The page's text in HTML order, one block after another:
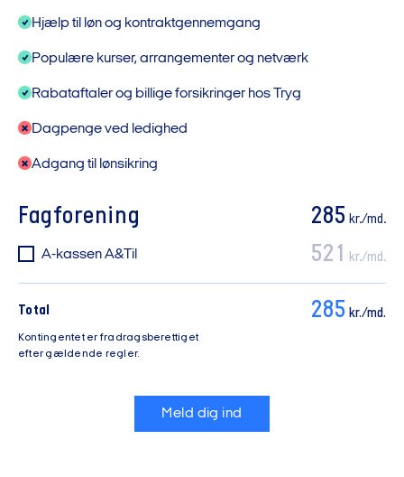
Hjælp til løn og kontraktgennemgang
Populære kurser, arrangementer og netværk
Rabataftaler og billige forsikringer hos Tryg
Dagpenge ved ledighed
Adgang til lønsikring
Fagforening 285 kr./md.
A-kassen A&Til 521 kr./md.
Total 285 kr./md.
Kontingentet er fradragsberettiget
efter gældende regler.
Meld dig ind